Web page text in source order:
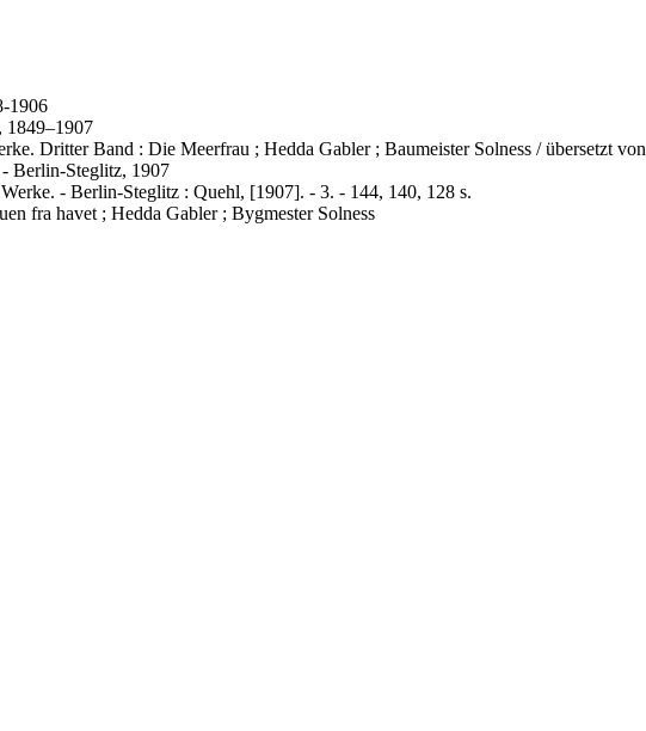
1906
1849–1907
Dritter Band : Die Meerfrau ; Hedda Gabler ; Baumeister Solness / übersetzt von
Berlin-Steglitz, 1907
- Berlin-Steglitz : Quehl, [1907]. - 3. - 144, 140, 128 s.
fra havet ; Hedda Gabler ; Bygmester Solness